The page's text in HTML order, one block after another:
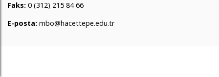
Faks: 0 (312) 215 84 66
E-posta: mbo@hacettepe.edu.tr